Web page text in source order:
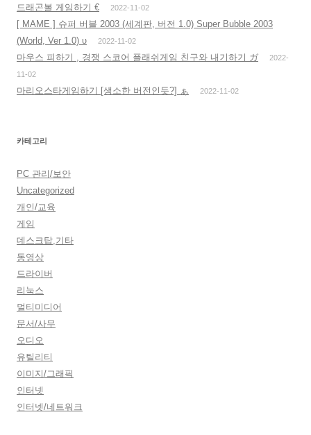
드래곤볼 게임하기 € 2022-11-02
[ MAME ] 슈퍼 버블 2003 (세계판, 버전 1.0) Super Bubble 2003
(World, Ver 1.0) υ
2022-11-02
마우스 피하기 , 경쟁 스코어 플래쉬게임 친구와 내기하기 ガ
2022-
11-02
마리오스타게임하기 [생소한 버전인듯?] ぁ 2022-11-02
카테고리
PC 관리/보안
Uncategorized
개인/교육
게임
데스크탑,기타
동영상
드라이버
리눅스
멀티미디어
문서/사무
오디오
유틸리티
이미지/그래픽
인터넷
인터넷/네트워크